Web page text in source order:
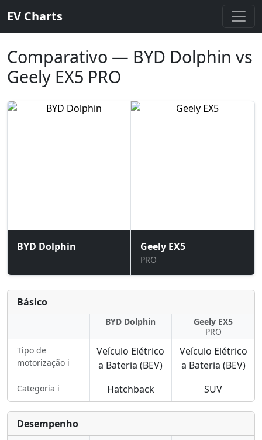
EV Charts
Comparativo — BYD Dolphin vs
Geely EX5 PRO
BYD Dolphin Geely EX5
PRO
Básico
BYD Dolphin
Geely EX5
PRO
Tipo de
motorização ℹ️
Veículo Elétrico
a Bateria (BEV)
Veículo Elétrico
a Bateria (BEV)
Categoria ℹ️ Hatchback SUV
Desempenho